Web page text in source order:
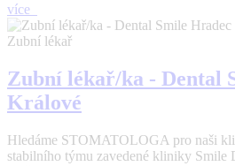
více
Zubní lékař
Zubní lékař/ka - Dental
Králové
Hledáme STOMATOLOGA pro naši
stabilního týmu zavedené kliniky Smile